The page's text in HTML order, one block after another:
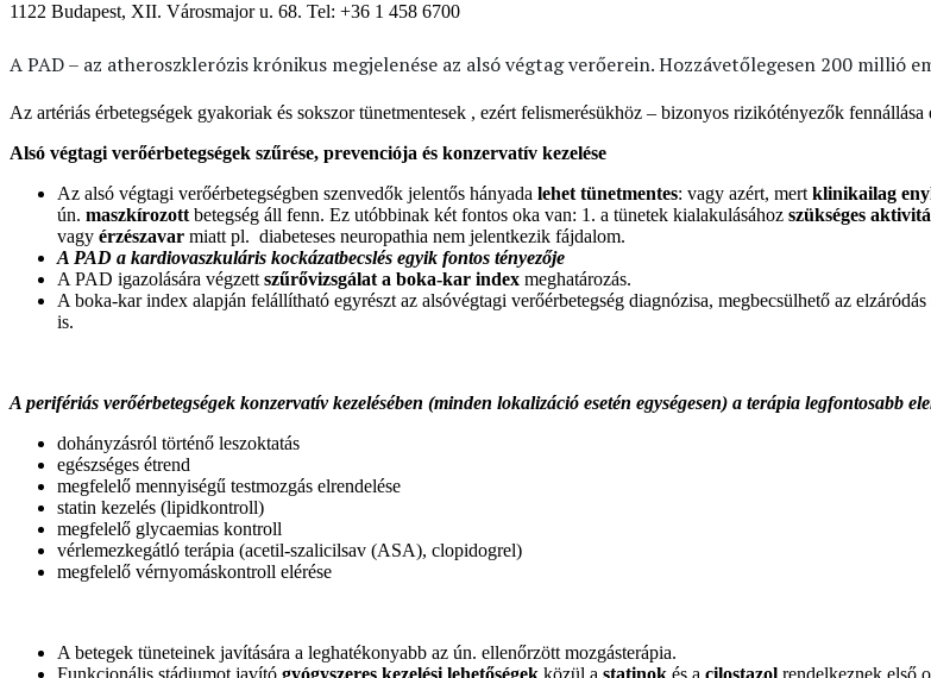
1122 Budapest, XII. Városmajor u. 68. Tel: +36 1 458 6700
A PAD – az atheroszklerózis krónikus megjelenése az alsó végtag verőerein. Hozzávetőlegesen 200 millió
Az artériás érbetegségek gyakoriak és sokszor tünetmentesek , ezért felismerésükhöz – bizonyos rizikótényezők
Alsó végtagi verőérbetegségek szűrése, prevenciója és konzervatív kezelése
Az alsó végtagi verőérbetegségben szenvedők jelentős hányada lehet tünetmentes: vagy azért, mert klinikailag
ún. maszkírozott betegség áll fenn. Ez utóbbinak két fontos oka van: 1. a tünetek kialakulásához szükséges
vagy érzészavar miatt pl. diabeteses neuropathia nem jelentkezik fájdalom.
A PAD a kardiovaszkuláris kockázatbecslés egyik fontos tényezője
A PAD igazolására végzett szűrővizsgálat a boka-kar index meghatározás.
A boka-kar index alapján felállítható egyrészt az alsóvégtagi verőérbetegség diagnózisa, megbecsülhető az
is.
A perifériás verőérbetegségek konzervatív kezelésében (minden lokalizáció esetén egységesen) a terápia legfontosabb
dohányzásról történő leszoktatás
egészséges étrend
megfelelő mennyiségű testmozgás elrendelése
statin kezelés (lipidkontroll)
megfelelő glycaemias kontroll
vérlemezkegátló terápia (acetil-szalicilsav (ASA), clopidogrel)
megfelelő vérnyomáskontroll elérése
A betegek tüneteinek javítására a leghatékonyabb az ún. ellenőrzött mozgásterápia.
Funkcionális stádiumot javító gyógyszeres kezelési lehetőségek közül a statinok és a cilostazol rendelkeznek első